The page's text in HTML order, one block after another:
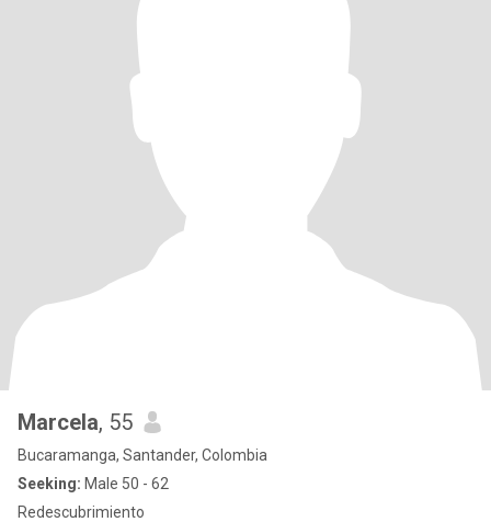
Marcela, 55
Bucaramanga, Santander, Colombia
Seeking: Male 50 - 62
Redescubrimiento